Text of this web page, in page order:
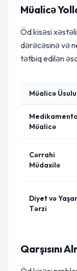
Müalicə
Öd kisəsi
dərəcəsinə və
tətbiq edilən
Müalicə Üsulu
Müalicə
Cərrahi
Müdaxilə
Diyet və
Tərzi
Qarşısını